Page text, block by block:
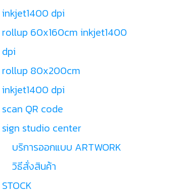
inkjet1400 dpi
rollup 60x160cm inkjet1400
dpi
rollup 80x200cm
inkjet1400 dpi
scan QR code
sign studio center
บริการออกแบบ ARTWORK
วิธีสั่งสินค้า
STOCK